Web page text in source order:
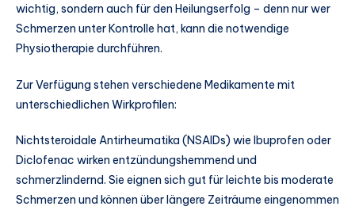
wichtig, sondern auch für den Heilungserfolg – denn nur wer
Schmerzen unter Kontrolle hat, kann die notwendige
Physiotherapie durchführen.
Zur Verfügung stehen verschiedene Medikamente mit
unterschiedlichen Wirkprofilen:
Nichtsteroidale Antirheumatika (NSAIDs) wie Ibuprofen oder
Diclofenac wirken entzündungshemmend und
schmerzlindernd. Sie eignen sich gut für leichte bis moderate
Schmerzen und können über längere Zeiträume eingenommen